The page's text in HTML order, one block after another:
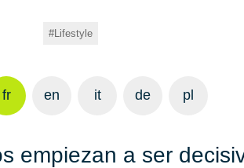
Lifestyle
fr en it de pl
empiezan a ser